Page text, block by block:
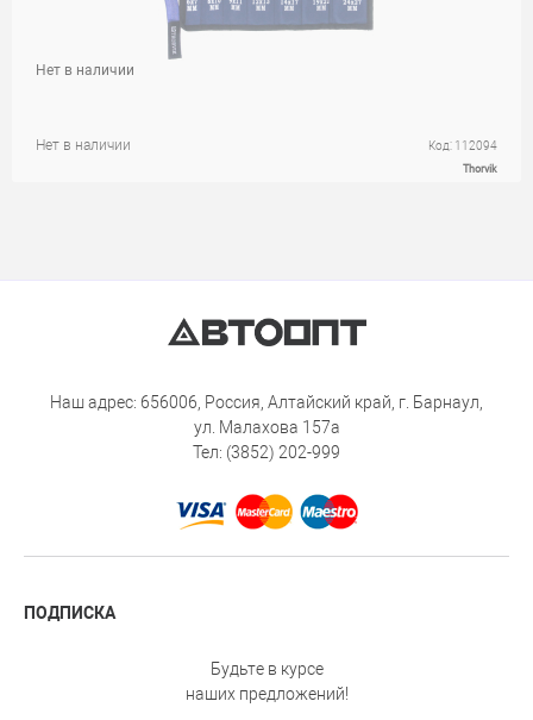
Нет в наличии Код: 112094
Thorvik
Нет в наличии
Наш адрес: 656006, Россия, Алтайский край, г. Барнаул,
ул. Малахова 157а
Тел: (3852) 202-999
ПОДПИСКА
Будьте в курсе
наших предложений!